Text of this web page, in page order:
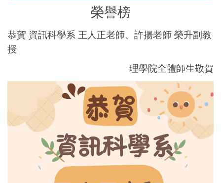
榮譽榜
恭賀 資訊科學系 王人正老師、許揚老師 榮升副教
授
理學院全體師生敬賀